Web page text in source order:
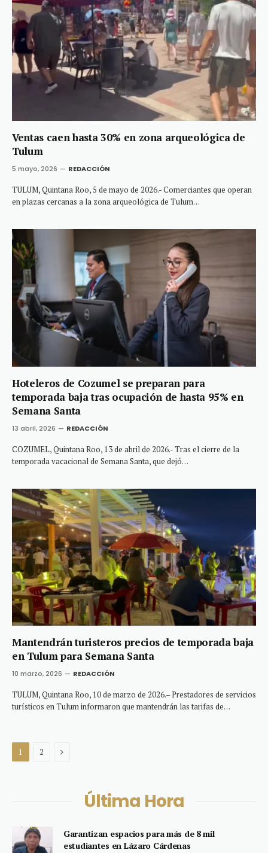
Ventas caen hasta 30% en zona arqueológica de
Tulum
5 mayo, 2026 REDACCIÓN
TULUM, Quintana Roo, 5 de mayo de 2026.- Comerciantes que operan
en plazas cercanas a la zona arqueológica de Tulum…
Hoteleros de Cozumel se preparan para
temporada baja tras ocupación de hasta 95% en
Semana Santa
13 abril, 2026 REDACCIÓN
COZUMEL, Quintana Roo, 13 de abril de 2026.- Tras el cierre de la
temporada vacacional de Semana Santa, que dejó…
Mantendrán turisteros precios de temporada baja
en Tulum para Semana Santa
10 marzo, 2026 REDACCIÓN
TULUM, Quintana Roo, 10 de marzo de 2026.– Prestadores de servicios
turísticos en Tulum informaron que mantendrán las tarifas de…
1 2 Next
Última Hora
Garantizan espacios para más de 8 mil
estudiantes en Lázaro Cárdenas